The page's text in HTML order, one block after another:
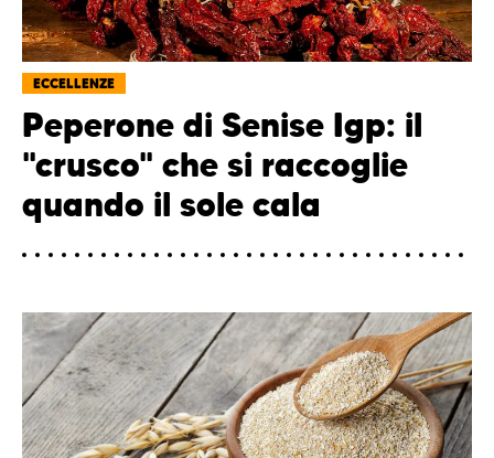
ECCELLENZE
Peperone di Senise Igp: il
"crusco" che si raccoglie
quando il sole cala